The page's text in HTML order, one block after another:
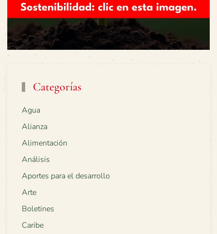
Categorías
Agua
Alianza
Alimentación
Análisis
Aportes para el desarrollo
Arte
Boletines
Caribe